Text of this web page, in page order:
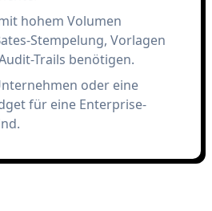
hohem Volumen
Stempelung, Vorlagen
Trails benötigen.
oder eine
für eine Enterprise-